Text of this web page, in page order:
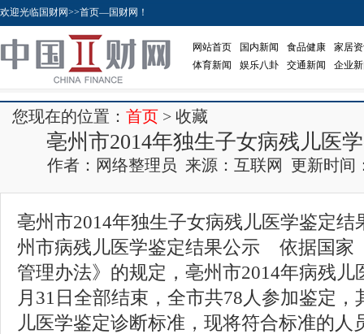
欢迎光临国财网>>首页—国财网！
网站首页 国内新闻 食品健康
家居
体育新闻
娱乐八卦 交通新闻 企业
您现在的位置： 首页 > 收藏
亳州市2014年独生子女病残儿医
作者：网络整理员 来源：互联网 更新时间
亳州市2014年独生子女病残儿医学鉴定
州市病残儿医学鉴定结果公示 依据国家
管理办法》的规定，亳州市2014年病残儿
月31日全部结束，全市共78人参加鉴定，
儿医学鉴定诊断标准，现将符合标准的人